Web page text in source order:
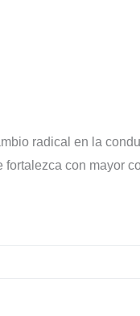
radical en la
con mayor